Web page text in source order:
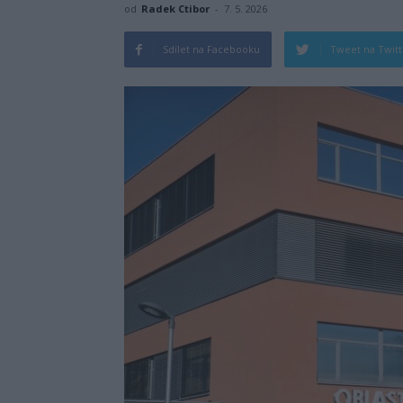
od Radek Ctibor - 7. 5. 2026
Sdílet na Facebooku Tweet na